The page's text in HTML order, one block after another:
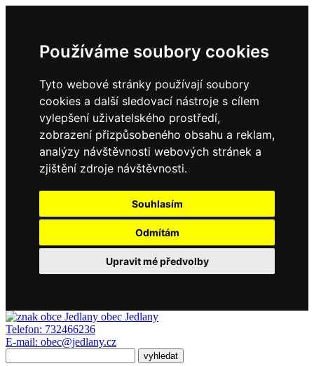
Používáme soubory cookies
Tyto webové stránky používají soubory
cookies a další sledovací nástroje s cílem
vylepšení uživatelského prostředí,
zobrazení přizpůsobeného obsahu a reklam,
analýzy návštěvnosti webových stránek a
zjištění zdroje návštěvnosti.
Souhlasím
Odmítám
Upravit mé předvolby
obec Jedlany
Telefon: 732466236
E-mail: obec@jedlany.cz